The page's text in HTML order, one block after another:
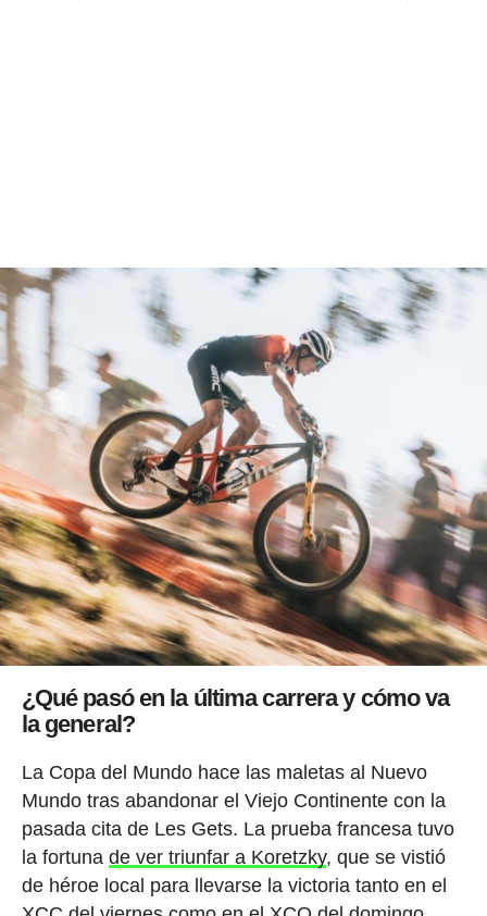
¿Qué pasó en la última carrera y cómo va
la general?
La Copa del Mundo hace las maletas al Nuevo
Mundo tras abandonar el Viejo Continente con la
pasada cita de Les Gets. La prueba francesa tuvo
la fortuna de ver triunfar a Koretzky, que se vistió
de héroe local para llevarse la victoria tanto en el